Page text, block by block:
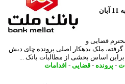
9 ماه پیش - یکشنبه 11 آبان
قضایی و
ملک بدهکار اصلی پرونده چای دبش
اساس بخشی از مطالبات بانک ...
پرونده -قضایی-اقدامات